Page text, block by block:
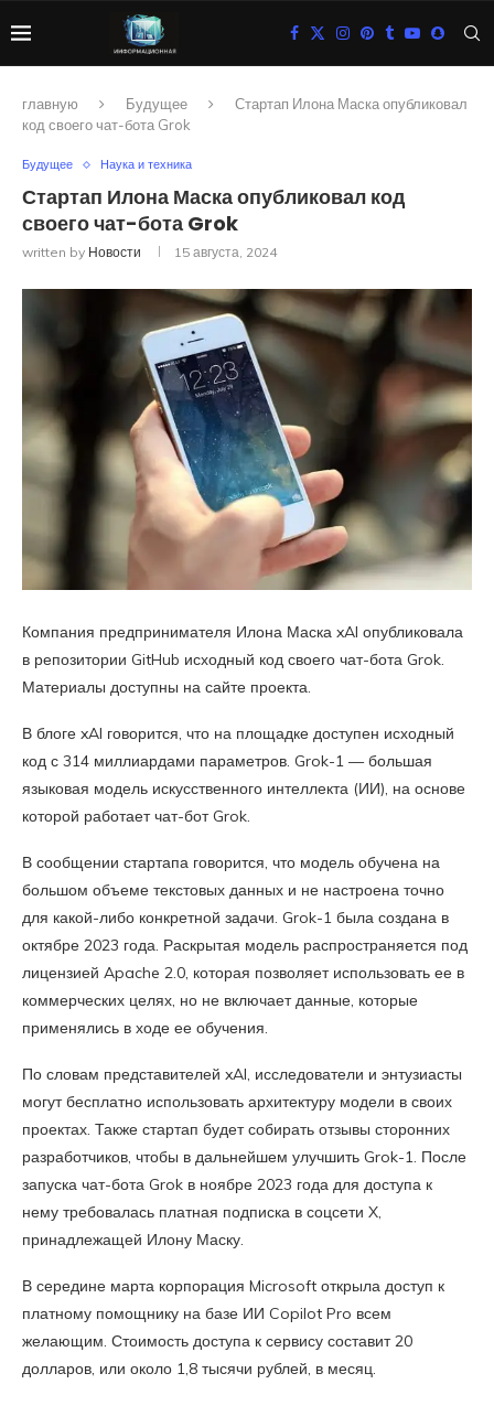
главную Будущее
Стартап Илона Маска опубликовал
код своего чат-бота Grok
Будущее Наука и техника
Стартап Илона Маска опубликовал код
своего чат-бота Grok
written by Новости 15 августа, 2024
Компания предпринимателя Илона Маска xAI опубликовала
в репозитории GitHub исходный код своего чат-бота Grok.
Материалы доступны на сайте проекта.
В блоге xAI говорится, что на площадке доступен исходный
код с 314 миллиардами параметров. Grok-1 — большая
языковая модель искусственного интеллекта (ИИ), на основе
которой работает чат-бот Grok.
В сообщении стартапа говорится, что модель обучена на
большом объеме текстовых данных и не настроена точно
для какой-либо конкретной задачи. Grok-1 была создана в
октябре 2023 года. Раскрытая модель распространяется под
лицензией Apache 2.0, которая позволяет использовать ее в
коммерческих целях, но не включает данные, которые
применялись в ходе ее обучения.
По словам представителей xAI, исследователи и энтузиасты
могут бесплатно использовать архитектуру модели в своих
проектах. Также стартап будет собирать отзывы сторонних
разработчиков, чтобы в дальнейшем улучшить Grok-1. После
запуска чат-бота Grok в ноябре 2023 года для доступа к
нему требовалась платная подписка в соцсети X,
принадлежащей Илону Маску.
В середине марта корпорация Microsoft открыла доступ к
платному помощнику на базе ИИ Copilot Pro всем
желающим. Стоимость доступа к сервису составит 20
долларов, или около 1,8 тысячи рублей, в месяц.